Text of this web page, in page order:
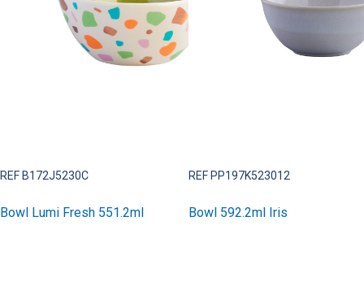
REF B172J5230C
Bowl Lumi Fresh 551.2ml
REF PP197K523012
Bowl 592.2ml Iris